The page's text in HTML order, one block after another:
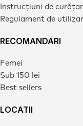
Instrucțiuni de
Regulament de
RECOMANDARI
Femei
Sub 150 lei
Best sellers
LOCATII